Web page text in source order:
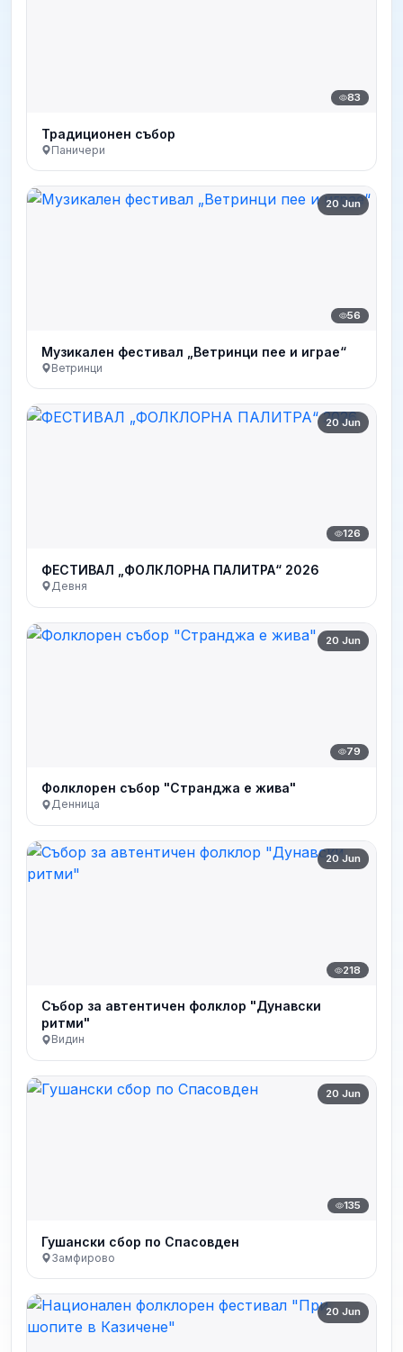
83
Традиционен събор
Паничери
20 Jun
56
Музикален фестивал „Ветринци пее и играе“
Ветринци
20 Jun
126
ФЕСТИВАЛ „ФОЛКЛОРНА ПАЛИТРА“ 2026
Девня
20 Jun
79
Фолклорен събор "Странджа е жива"
Денница
20 Jun
218
Събор за автентичен фолклор "Дунавски
ритми"
Видин
20 Jun
135
Гушански сбор по Спасовден
Замфирово
20 Jun